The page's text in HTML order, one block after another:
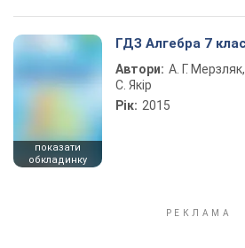
показати
обкладинку
ГДЗ Алгебра 7 клас
Автори: А. Г.
С. Якір
Рік: 2015